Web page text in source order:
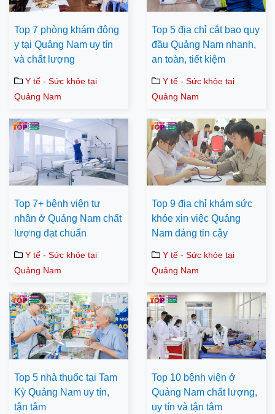
Top 7 phòng khám đông
y tại Quảng Nam uy tín
và chất lượng
Y tế - Sức khỏe tại
Quảng Nam
Top 5 địa chỉ cắt bao quy
đầu Quảng Nam nhanh,
an toàn, tiết kiệm
Y tế - Sức khỏe tại
Quảng Nam
Top 7+ bệnh viện tư
nhân ở Quảng Nam chất
lượng đạt chuẩn
Y tế - Sức khỏe tại
Quảng Nam
Top 9 địa chỉ khám sức
khỏe xin việc Quảng
Nam đáng tin cậy
Y tế - Sức khỏe tại
Quảng Nam
Top 5 nhà thuốc tại Tam
Kỳ Quảng Nam uy tín,
tận tâm
Top 10 bệnh viện ở
Quảng Nam chất lượng,
uy tín và tận tâm